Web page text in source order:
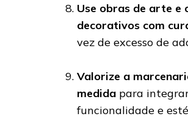
Use obras de arte e
decorativos com
vez de excesso de
Valorize a
medida para
funcionalidade e